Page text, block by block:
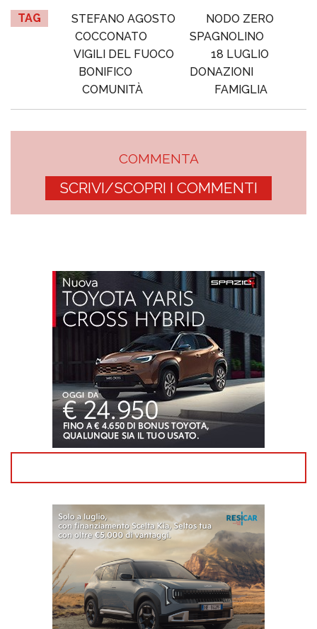
TAG STEFANO AGOSTO
NODO ZERO
COCCONATO
SPAGNOLINO
VIGILI DEL FUOCO
18 LUGLIO
BONIFICO
DONAZIONI
COMUNITÀ
FAMIGLIA
COMMENTA
SCRIVI/SCOPRI I COMMENTI